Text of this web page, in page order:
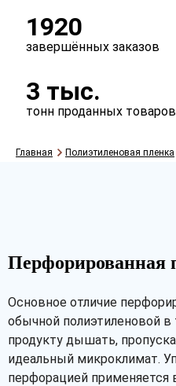
рукав
1920
завершённых заказов
3 тыс.
тонн проданных товаров
Главная Полиэтиленовая пленка
Перфорированная
Основное отличие
обычной полиэтиленовой в
продукту дышать,
идеальный микроклимат.
перфорацией применяется